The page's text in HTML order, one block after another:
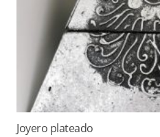
Joyero plateado